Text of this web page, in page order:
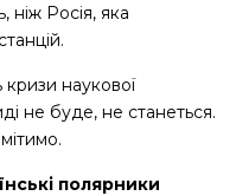
ніж Росія, яка
наукової
не буде, не станеться.
полярники